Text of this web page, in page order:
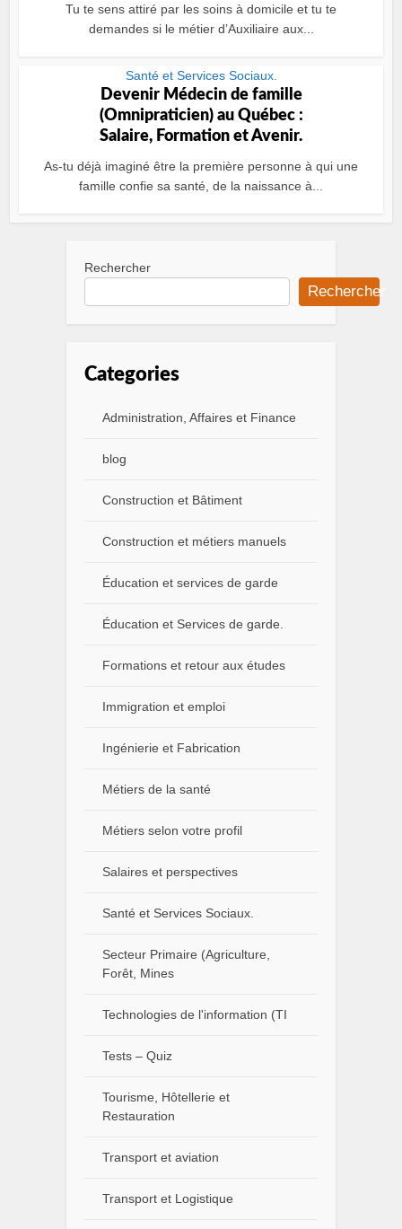
Tu te sens attiré par les soins à domicile et tu te
demandes si le métier d’Auxiliaire aux...
Santé et Services Sociaux.
Devenir Médecin de famille
(Omnipraticien) au Québec :
Salaire, Formation et Avenir.
As-tu déjà imaginé être la première personne à qui une
famille confie sa santé, de la naissance à...
Rechercher
Rechercher
Categories
Administration, Affaires et Finance
blog
Construction et Bâtiment
Construction et métiers manuels
Éducation et services de garde
Éducation et Services de garde.
Formations et retour aux études
Immigration et emploi
Ingénierie et Fabrication
Métiers de la santé
Métiers selon votre profil
Salaires et perspectives
Santé et Services Sociaux.
Secteur Primaire (Agriculture,
Forêt, Mines
Technologies de l'information (TI
Tests – Quiz
Tourisme, Hôtellerie et
Restauration
Transport et aviation
Transport et Logistique